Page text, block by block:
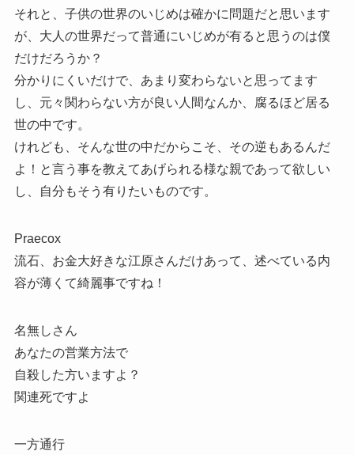
それと、子供の世界のいじめは確かに問題だと思います
が、大人の世界だって普通にいじめが有ると思うのは僕
だけだろうか？
分かりにくいだけで、あまり変わらないと思ってます
し、元々関わらない方が良い人間なんか、腐るほど居る
世の中です。
けれども、そんな世の中だからこそ、その逆もあるんだ
よ！と言う事を教えてあげられる様な親であって欲しい
し、自分もそう有りたいものです。
Praecox
流石、お金大好きな江原さんだけあって、述べている内
容が薄くて綺麗事ですね！
名無しさん
あなたの営業方法で
自殺した方いますよ？
関連死ですよ
一方通行